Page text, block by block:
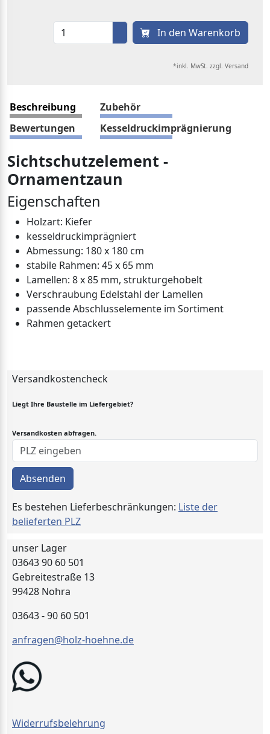
In den Warenkorb
*inkl. MwSt. zzgl. Versand
Beschreibung
Zubehör
Bewertungen
Kesseldruckimprägnierung
Sichtschutzelement -
Ornamentzaun
Eigenschaften
Holzart: Kiefer
kesseldruckimprägniert
Abmessung: 180 x 180 cm
stabile Rahmen: 45 x 65 mm
Lamellen: 8 x 85 mm, strukturgehobelt
Verschraubung Edelstahl der Lamellen
passende Abschlusselemente im Sortiment
Rahmen getackert
Versandkostencheck
Liegt Ihre Baustelle im Liefergebiet?
Versandkosten abfragen.
Absenden
Es bestehen Lieferbeschränkungen: Liste der
belieferten PLZ
unser Lager
03643 90 60 501
Gebreitestraße 13
99428 Nohra
03643 - 90 60 501
anfragen@holz-hoehne.de
Widerrufsbelehrung